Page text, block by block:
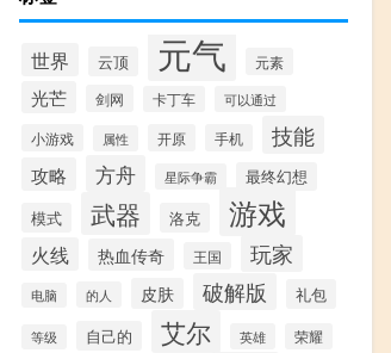
世界 云顶 元气 元素
光芒 剑网 卡丁车 可以通过
小游戏 属性 开原 手机 技能
攻略 方舟 星际争霸 最终幻想
模式 武器 洛克 游戏
火线 热血传奇 王国 玩家
电脑 的人 皮肤 破解版 礼包
等级 自己的 艾尔 英雄 荣耀